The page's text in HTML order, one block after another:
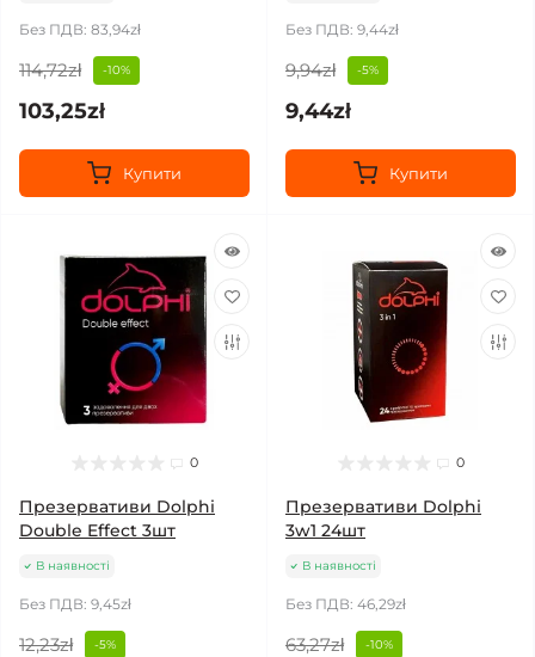
Без ПДВ: 83,94zł
114,72zł -10%
103,25zł
Купити
Без ПДВ: 9,44zł
9,94zł -5%
9,44zł
Купити
0
Презервативи Dolphi
Double Effect 3шт
В наявності
Без ПДВ: 9,45zł
12,23zł -5%
0
Презервативи Dolphi
3w1 24шт
В наявності
Без ПДВ: 46,29zł
63,27zł -10%